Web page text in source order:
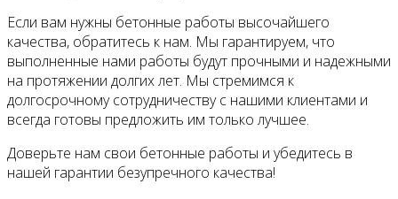
Если вам нужны бетонные работы высочайшего
качества, обратитесь к нам. Мы гарантируем, что
выполненные нами работы будут прочными и надежными
на протяжении долгих лет. Мы стремимся к
долгосрочному сотрудничеству с нашими клиентами и
всегда готовы предложить им только лучшее.
Доверьте нам свои бетонные работы и убедитесь в
нашей гарантии безупречного качества!